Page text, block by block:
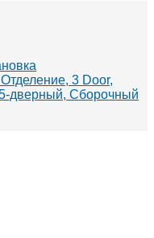
3 Door,
дверный, Сборочный